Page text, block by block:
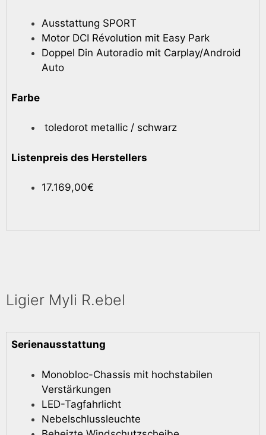
Ausstattung SPORT
Motor DCI Révolution mit Easy Park
Doppel Din Autoradio mit Carplay/Android
Auto
Farbe
toledorot metallic / schwarz
Listenpreis des Herstellers
17.169,00€
Ligier Myli R.ebel
Serienausstattung
Monobloc-Chassis mit hochstabilen
Verstärkungen
LED-Tagfahrlicht
Nebelschlussleuchte